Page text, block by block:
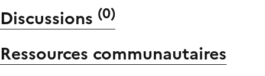
Discussions (0)
Ressources communautaires